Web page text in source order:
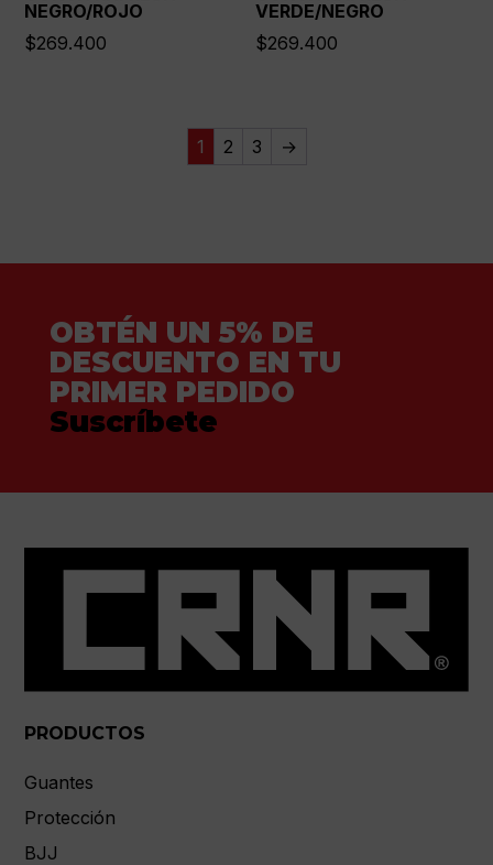
NEGRO/ROJO
$269.400
VERDE/NEGRO
$269.400
1 2 3 →
OBTÉN UN 5% DE
DESCUENTO EN TU
PRIMER PEDIDO
Suscríbete
PRODUCTOS
Guantes
Protección
BJJ